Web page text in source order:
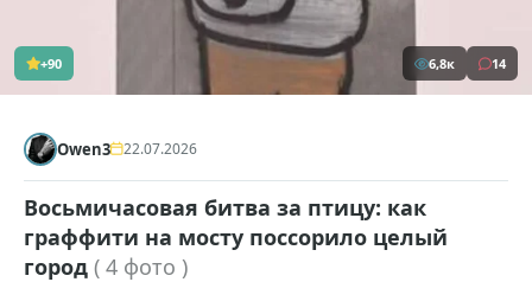
+90 6,8к 14
Owen3 22.07.2026
Восьмичасовая битва за птицу: как
граффити на мосту поссорило целый
город ( 4 фото )